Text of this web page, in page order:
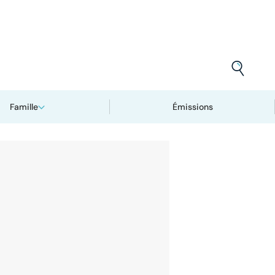
Famille Émissions